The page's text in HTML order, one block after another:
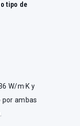
tipo de
W/m·K y
por ambas